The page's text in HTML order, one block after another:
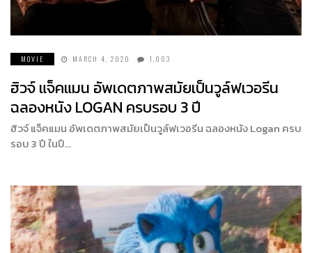
MOVIE MARCH 4, 2020 1,003
ฮิวจ์ แจ็คแมน อัพเดตภาพสมัยเป็นวูล์ฟเวอรีน
ฉลองหนัง LOGAN ครบรอบ 3 ปี
ฮิวจ์ แจ็คแมน อัพเดตภาพสมัยเป็นวูล์ฟเวอรีน ฉลองหนัง Logan ครบ
รอบ 3 ปี ในปี…